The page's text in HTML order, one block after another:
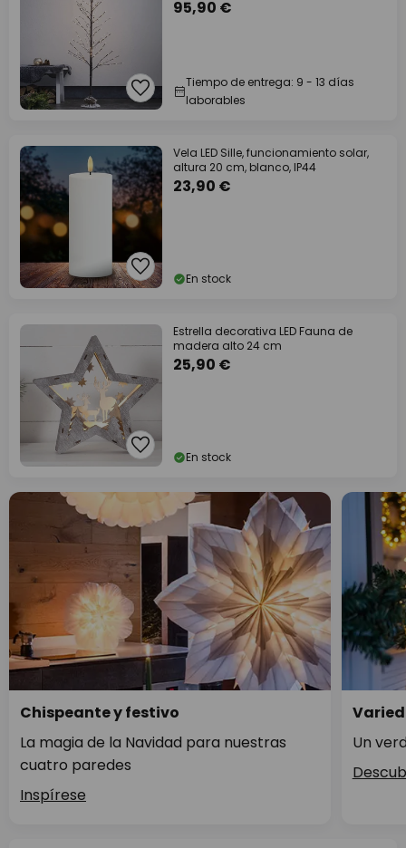
95,90 €
Tiempo de entrega: 9 - 13 días
laborables
Vela LED Sille, funcionamiento solar,
altura 20 cm, blanco, IP44
23,90 €
En stock
Estrella decorativa LED Fauna de
madera alto 24 cm
25,90 €
En stock
Chispeante y festivo
La magia de la Navidad para nuestras
cuatro paredes
Inspírese
Un